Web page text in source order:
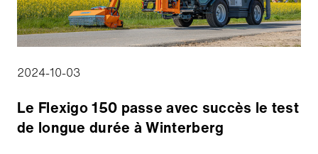
2024-10-03
Le Flexigo 150 passe avec succès le test
de longue durée à Winterberg